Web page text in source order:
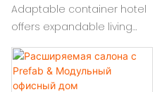
Hotel: Expandable Living
House And Mobile
Adaptable container hotel
offers expandable living
houses and mobile homes,
providing flexible, stylish,
and cost-effective